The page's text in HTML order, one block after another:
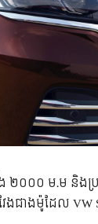
ង​ ២០០០ ម.ម និ
ែង​ជាង​ម៉ូដែល